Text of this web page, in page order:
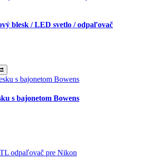
blesk / LED svetlo / odpaľovač
s bajonetom Bowens